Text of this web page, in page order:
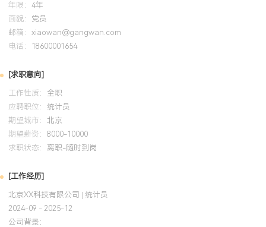
年限： 4年
面貌： 党员
邮箱： xiaowan@gangwan.com
电话：
18600001654
[求职意向]
工作性质： 全职
应聘职位： 统计员
期望城市： 北京
期望薪资： 8000-10000
求职状态： 离职-随时到岗
[工作经历]
北京XX科技有限公司 | 统计员
2024-09 - 2025-12
公司背景：